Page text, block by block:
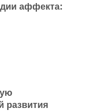
аффекта:
развития